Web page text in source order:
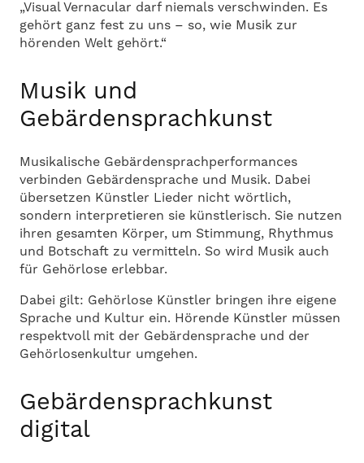
„Visual Vernacular darf niemals verschwinden. Es
gehört ganz fest zu uns – so, wie Musik zur
hörenden Welt gehört.“
Musik und
Gebärdensprachkunst
Musikalische Gebärdensprachperformances
verbinden Gebärdensprache und Musik. Dabei
übersetzen Künstler Lieder nicht wörtlich,
sondern interpretieren sie künstlerisch. Sie nutzen
ihren gesamten Körper, um Stimmung, Rhythmus
und Botschaft zu vermitteln. So wird Musik auch
für Gehörlose erlebbar.
Dabei gilt: Gehörlose Künstler bringen ihre eigene
Sprache und Kultur ein. Hörende Künstler müssen
respektvoll mit der Gebärdensprache und der
Gehörlosenkultur umgehen.
Gebärdensprachkunst
digital